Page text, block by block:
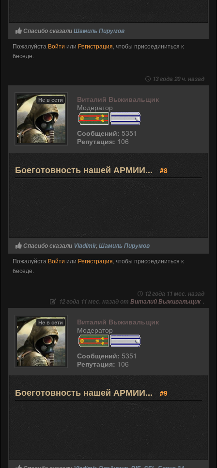
Спасибо сказалиШамиль Пирумов
Пожалуйста Войти или Регистрация, чтобы присоединиться к
беседе.
13 года 20 ч. назад
Не в сети
Виталий Выживальщик
Модератор
Сообщений: 5351
Репутация: 106
Боеготовность нашей АРМИИ... #8
Спасибо сказали Vladimir, Шамиль Пирумов
Пожалуйста Войти или Регистрация, чтобы присоединиться к
беседе.
12 года 11 мес. назад
12 года 11 мес. назад от Виталий Выживальщик .
Не в сети
Виталий Выживальщик
Модератор
Сообщений: 5351
Репутация: 106
Боеготовность нашей АРМИИ... #9